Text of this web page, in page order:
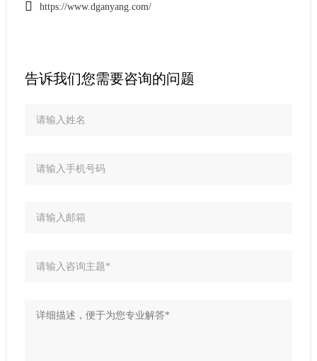
告诉我们您需要咨询的问题
https://www.dganyang.com/